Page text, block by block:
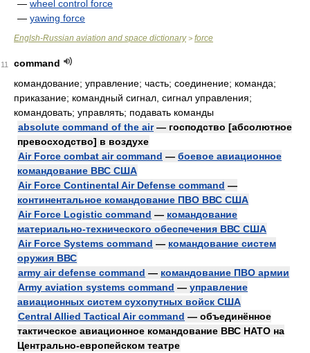
— wheel control force
— yawing force
Englsh-Russian aviation and space dictionary> force
11
command
командование; управление; часть; соединение; команда;
приказание; командный сигнал, сигнал управления;
командовать; управлять; подавать команды
absolute command of the air— господство [абсолютное
превосходство] в воздухе
Air Force combat air command — боевое авиационное
командование ВВС США
Air Force Continental Air Defense command —
континентальное командование ПВО ВВС США
Air Force Logistic command — командование
материально-технического обеспечения ВВС США
Air Force Systems command — командование систем
оружия ВВС
army air defense command — командование ПВО армии
Army aviation systems command — управление
авиационных систем сухопутных войск США
Central Allied Tactical Air command — объединённое
тактическое авиационное командование ВВС НАТО на
Центрально-европейском театре